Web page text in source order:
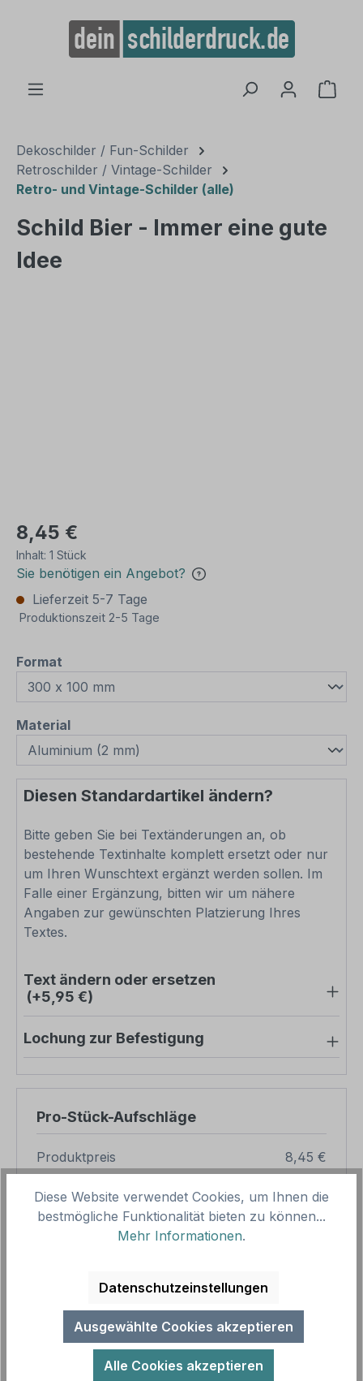
springen
Dekoschilder / Fun-Schilder
Retroschilder / Vintage-Schilder
Retro- und Vintage-Schilder (alle)
Schild Bier - Immer eine gute
Idee
8,45 €
Inhalt: 1 Stück
Sie benötigen ein Angebot?
Lieferzeit 5-7 Tage
Produktionszeit 2-5 Tage
Format
Materialauswählen
Diesen Standardartikel ändern?
Bitte geben Sie bei Textänderungen an, ob
bestehende Textinhalte komplett ersetzt oder nur
um Ihren Wunschtext ergänzt werden sollen. Im
Falle einer Ergänzung, bitten wir um nähere
Angaben zur gewünschten Platzierung Ihres
Textes.
Text ändern oder ersetzen
(+5,95 €)
Lochung zur Befestigung
Pro-Stück-Aufschläge
Produktpreis
8,45 €
Zusammenfassung
Preise inkl. MwSt. zzgl. Versandkosten
abweichende Endpreise möglich.
Produkt Anzahl: Gib denIn den Warenkorb
Diese Website verwendet Cookies, um Ihnen die
bestmögliche Funktionalität bieten zu können...
Mehr Informationen.
Datenschutzeinstellungen
Ausgewählte Cookies akzeptieren
Alle Cookies akzeptieren